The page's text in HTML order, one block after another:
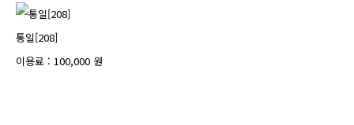
통일[208]
이용료 : 100,000 원